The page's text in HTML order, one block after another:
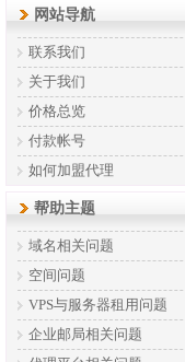
网站导航
联系我们
关于我们
价格总览
付款帐号
如何加盟代理
帮助主题
域名相关问题
空间问题
VPS与服务器租用问题
企业邮局相关问题